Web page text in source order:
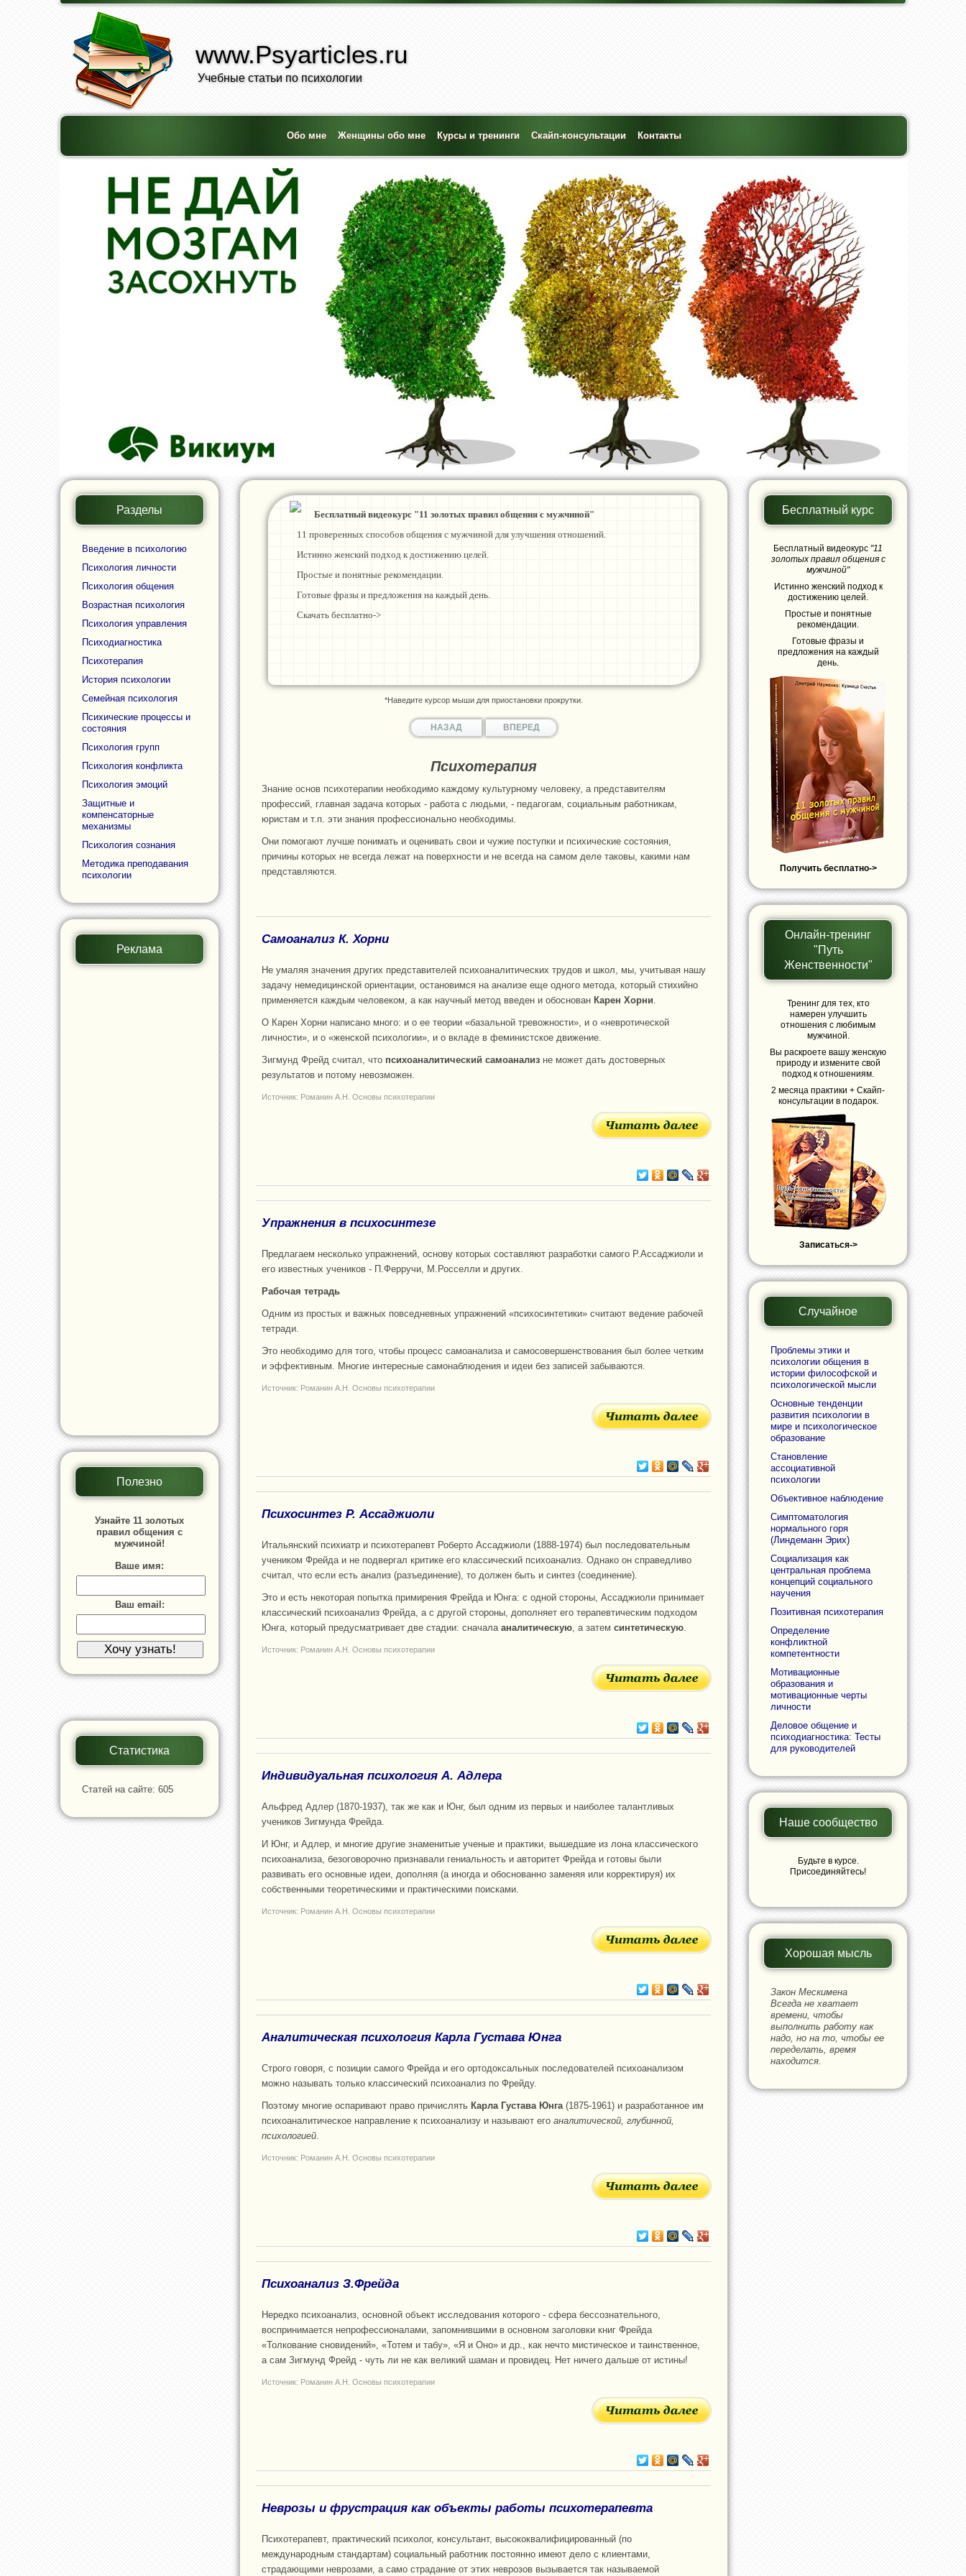
www.Psyarticles.ru
Учебные статьи по психологии
Обо мне Женщины обо мне Курсы и тренинги Скайп-консультации Контакты
Разделы
Введение в психологию
Психология личности
Психология общения
Возрастная психология
Психология управления
Психодиагностика
Психотерапия
История психологии
Семейная психология
Психические процессы и
состояния
Психология групп
Психология конфликта
Психология эмоций
Защитные и
компенсаторные
механизмы
Психология сознания
Методика преподавания
психологии
Реклама
Полезно
Узнайте 11 золотых
правил общения с
мужчиной!
Ваше имя:
Ваш email:
Статистика
Статей на сайте: 605
правил общения с мужчиной"
Видеолекция "Уныние и депрессия"
Причины уныния и депрессии; механизм их работы.
Уныние и депрессия в отношениях.
Способы преодоления уныния и депрессии.
Неэффективные способы борьбы с депрессией.
Что поддерживает уныние и депрессию, мешая получить результат, и многое другое...
"На тренинг Дмитрия Науменко "Путь
разные, как по-разному они воспринимают этот
И что нужно для того, чтобы их тандем не только
Дальше->
*Наведите курсор мыши для приостановки прокрутки.
НАЗАД ВПЕРЕД
Психотерапия
Знание основ психотерапии необходимо каждому культурному человеку, а представителям
профессий, главная задача которых - работа с людьми, - педагогам, социальным работникам,
юристам и т.п. эти знания профессионально необходимы.
Они помогают лучше понимать и оценивать свои и чужие поступки и психические состояния,
причины которых не всегда лежат на поверхности и не всегда на самом деле таковы, какими нам
представляются.
Самоанализ К. Хорни
Не умаляя значения других представителей психоаналитических трудов и школ, мы, учитывая нашу
задачу немедицинской ориентации, остановимся на анализе еще одного метода, который стихийно
применяется каждым человеком, а как научный метод введен и обоснован Карен Хорни.
О Карен Хорни написано много: и о ее теории «базальной тревожности», и о «невротической
личности», и о «женской психологии», и о вкладе в феминистское движение.
Зигмунд Фрейд считал, что психоаналитический самоанализ не может дать достоверных
результатов и потому невозможен.
Источник: Романин А.Н. Основы психотерапии
Упражнения в психосинтезе
Предлагаем несколько упражнений, основу которых составляют разработки самого Р.Ассаджиоли и
его известных учеников - П.Ферручи, М.Росселли и других.
Рабочая тетрадь
Одним из простых и важных повседневных упражнений «психосинтетики» считают ведение рабочей
тетради.
Это необходимо для того, чтобы процесс самоанализа и самосовершенствования был более четким
и эффективным. Многие интересные самонаблюдения и идеи без записей забываются.
Источник: Романин А.Н. Основы психотерапии
Психосинтез Р. Ассаджиоли
Итальянский психиатр и психотерапевт Роберто Ассаджиоли (1888-1974) был последовательным
учеником Фрейда и не подвергал критике его классический психоанализ. Однако он справедливо
считал, что если есть анализ (разъединение), то должен быть и синтез (соединение).
Это и есть некоторая попытка примирения Фрейда и Юнга: с одной стороны, Ассаджиоли принимает
классический психоанализ Фрейда, а с другой стороны, дополняет его терапевтическим подходом
Юнга, который предусматривает две стадии: сначала аналитическую, а затем синтетическую.
Источник: Романин А.Н. Основы психотерапии
Индивидуальная психология А. Адлера
Альфред Адлер (1870-1937), так же как и Юнг, был одним из первых и наиболее талантливых
учеников Зигмунда Фрейда.
И Юнг, и Адлер, и многие другие знаменитые ученые и практики, вышедшие из лона классического
психоанализа, безоговорочно признавали гениальность и авторитет Фрейда и готовы были
развивать его основные идеи, дополняя (а иногда и обоснованно заменяя или корректируя) их
собственными теоретическими и практическими поисками.
Источник: Романин А.Н. Основы психотерапии
Аналитическая психология Карла Густава Юнга
Строго говоря, с позиции самого Фрейда и его ортодоксальных последователей психоанализом
можно называть только классический психоанализ по Фрейду.
Поэтому многие оспаривают право причислять Карла Густава Юнга(1875-1961) и разработанное им
психоаналитическое направление к психоанализу и называют его аналитической, глубинной,
психологией.
Источник: Романин А.Н. Основы психотерапии
Психоанализ З.Фрейда
Нередко психоанализ, основной объект исследования которого - сфера бессознательного,
воспринимается непрофессионалами, запомнившими в основном заголовки книг Фрейда
«Толкование сновидений», «Тотем и табу», «Я и Оно» и др., как нечто мистическое и таинственное,
а сам Зигмунд Фрейд - чуть ли не как великий шаман и провидец. Нет ничего дальше от истины!
Источник: Романин А.Н. Основы психотерапии
Неврозы и фрустрация как объекты работы психотерапевта
Психотерапевт, практический психолог, консультант, высококвалифицированный (по
международным стандартам) социальный работник постоянно имеют дело с клиентами,
страдающими неврозами, а само страдание от этих неврозов вызывается так называемой
Бесплатный курс
Бесплатный видеокурс "11
золотых правил общения с
мужчиной"
Истинно женский подход к
достижению целей.
Простые и понятные
рекомендации.
Готовые фразы и
предложения на каждый
день.
Получить бесплатно->
Онлайн-тренинг
"Путь
Женственности"
Тренинг для тех, кто
намерен улучшить
отношения с любимым
мужчиной.
Вы раскроете вашу женскую
природу и измените свой
подход к отношениям.
2 месяца практики + Скайп-
консультации в подарок.
Записаться->
Случайное
Проблемы этики и
психологии общения в
истории философской и
психологической мысли
Основные тенденции
развития психологии в
мире и психологическое
образование
Становление
ассоциативной
психологии
Объективное наблюдение
Симптоматология
нормального горя
(Линдеманн Эрих)
Социализация как
центральная проблема
концепций социального
научения
Позитивная психотерапия
Определение
конфликтной
компетентности
Мотивационные
образования и
мотивационные черты
личности
Деловое общение и
психодиагностика: Тесты
для руководителей
Наше сообщество
Будьте в курсе.
Присоединяйтесь!
Хорошая мысль
Закон Мескимена
Всегда не хватает
времени, чтобы
выполнить работу как
надо, но на то, чтобы ее
переделать, время
находится.